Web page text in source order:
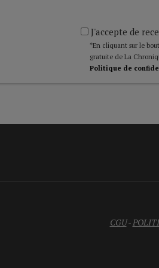
J'accepte de
*En cliquant sur le
gratuite de La
Politique de
CGU-